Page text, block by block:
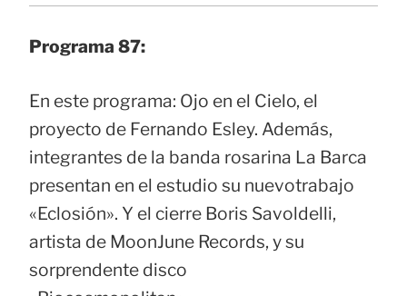
Programa 87:
En este programa: Ojo en el Cielo, el
proyecto de Fernando Esley. Además,
integrantes de la banda rosarina La Barca
presentan en el estudio su nuevotrabajo
«Eclosión». Y el cierre Boris Savoldelli,
artista de MoonJune Records, y su
sorprendente disco